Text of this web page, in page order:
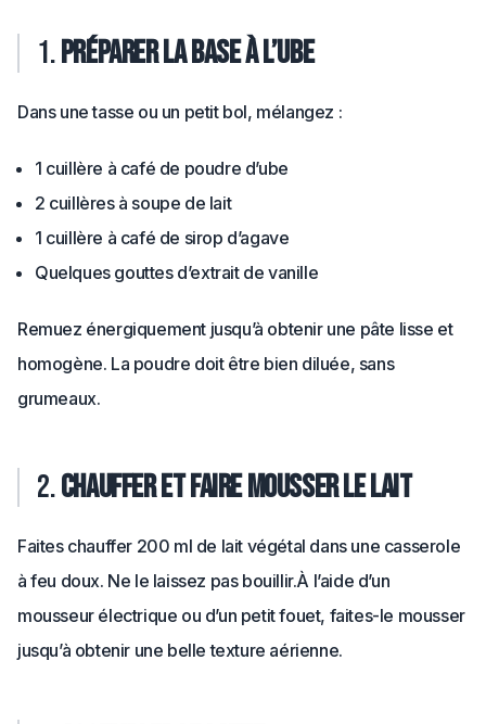
1.Préparer la base à l’ube
Dans une tasse ou un petit bol, mélangez :
1 cuillère à café de poudre d’ube
2 cuillères à soupe de lait
1 cuillère à café de sirop d’agave
Quelques gouttes d’extrait de vanille
Remuez énergiquement jusqu’à obtenir une pâte lisse et
homogène. La poudre doit être bien diluée, sans
grumeaux.
2.Chauffer et faire mousser le lait
Faites chauffer 200 ml de lait végétal dans une casserole
à feu doux. Ne le laissez pas bouillir.À l’aide d’un
mousseur électrique ou d’un petit fouet, faites-le mousser
jusqu’à obtenir une belle texture aérienne.